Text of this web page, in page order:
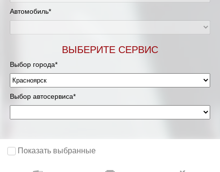
Автомобиль*
ВЫБЕРИТЕ СЕРВИС
Выбор города*
Выбор автосервиса*
Показать выбранные